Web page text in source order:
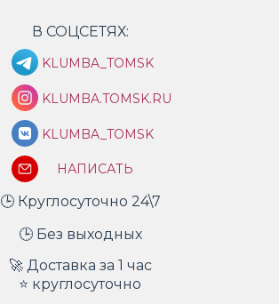
В СОЦСЕТЯХ:
KLUMBA_TOMSK
KLUMBA.TOMSK.RU
KLUMBA_TOMSK
НАПИСАТЬ
🕒 Круглосуточно 24\7
🕒 Без выходных
🚀 Доставка за 1 час
⭐ круглосуточно